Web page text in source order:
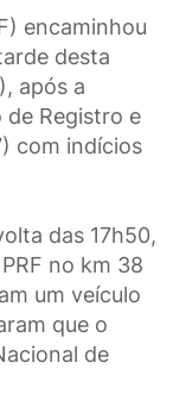
encaminhou
desta
após a
Registro e
com indícios
das 17h50,
no km 38
um veículo
que o
de